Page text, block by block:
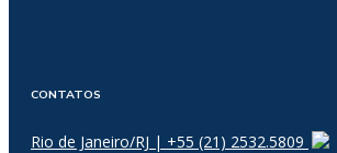
CONTATOS
Rio de Janeiro/RJ | +55 (21) 2532.5809